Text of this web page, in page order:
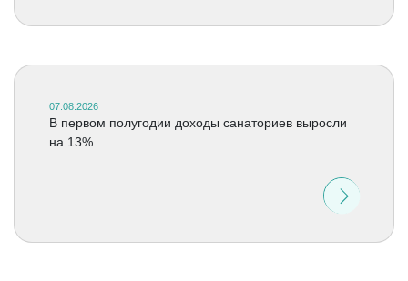
07.08.2026
В первом полугодии доходы санаториев выросли
на 13%